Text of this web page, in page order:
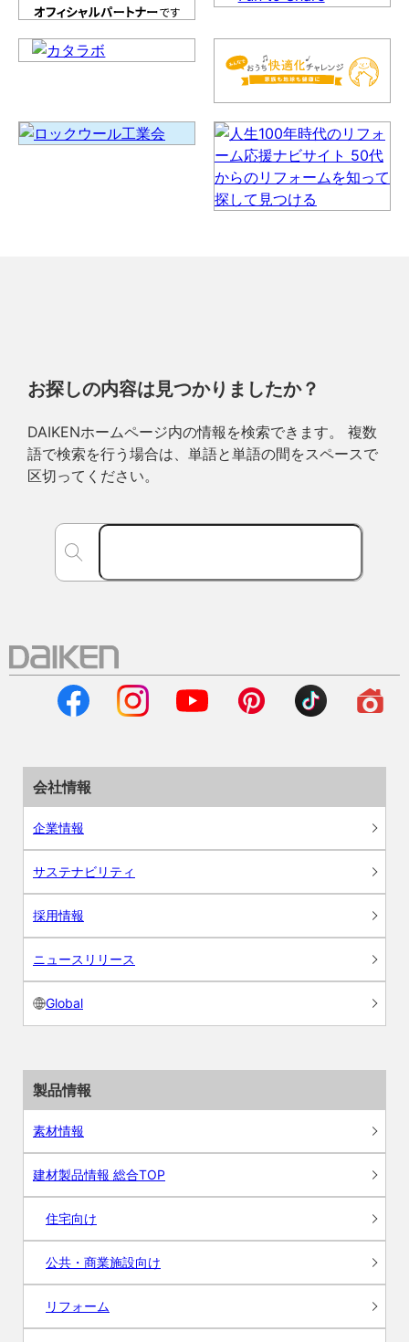
お探しの内容は見つかりましたか？
DAIKENホームページ内の情報を検索できます。 複数
語で検索を行う場合は、単語と単語の間をスペースで
区切ってください。
会社情報
企業情報
サステナビリティ
採用情報
ニュースリリース
Global
製品情報
素材情報
建材製品情報 総合TOP
住宅向け
公共・商業施設向け
リフォーム